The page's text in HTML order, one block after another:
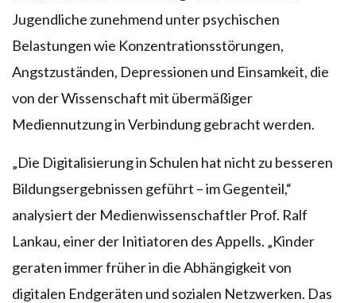
Jugendliche zunehmend unter psychischen
Belastungen wie Konzentrationsstörungen,
Angstzuständen, Depressionen und Einsamkeit, die
von der Wissenschaft mit übermäßiger
Mediennutzung in Verbindung gebracht werden.
„Die Digitalisierung in Schulen hat nicht zu besseren
Bildungsergebnissen geführt – im Gegenteil,“
analysiert der Medienwissenschaftler Prof. Ralf
Lankau, einer der Initiatoren des Appells. „Kinder
geraten immer früher in die Abhängigkeit von
digitalen Endgeräten und sozialen Netzwerken. Das